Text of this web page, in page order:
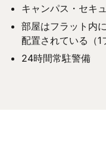
キャンパス・セキ
部屋はフラット内
配置されている（1
24時間常駐警備